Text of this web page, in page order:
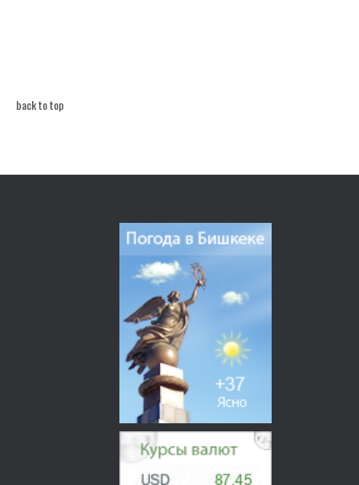
back to top